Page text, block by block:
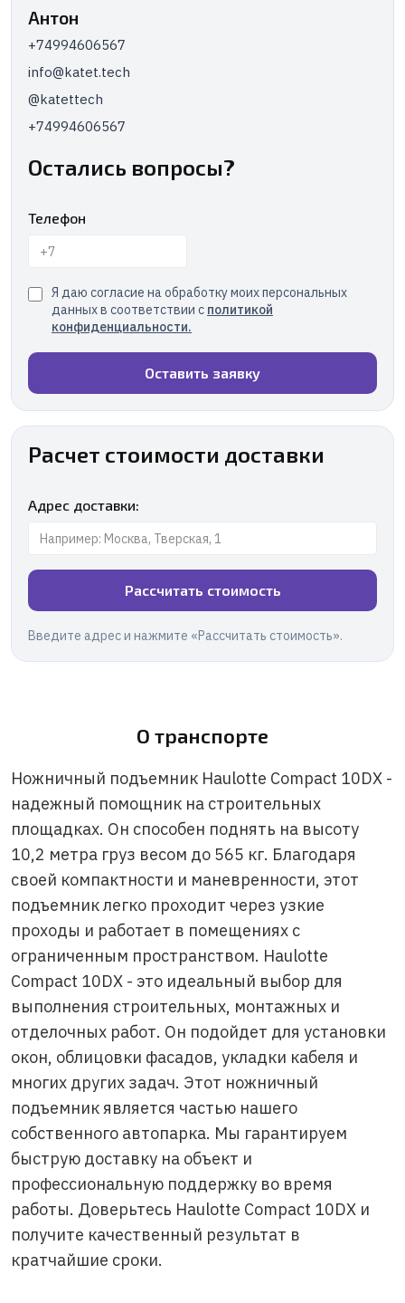
Антон
+74994606567
info@katet.tech
@katettech
+74994606567
Остались вопросы?
Телефон
Я даю согласие на обработку моих персональных
данных в соответствии с политикой
конфиденциальности.
Оставить заявку
Расчет стоимости доставки
Адрес доставки:
Рассчитать стоимость
Введите адрес и нажмите «Рассчитать стоимость».
О транспорте
Ножничный подъемник Haulotte Compact 10DX -
надежный помощник на строительных
площадках. Он способен поднять на высоту
10,2 метра груз весом до 565 кг. Благодаря
своей компактности и маневренности, этот
подъемник легко проходит через узкие
проходы и работает в помещениях с
ограниченным пространством. Haulotte
Compact 10DX - это идеальный выбор для
выполнения строительных, монтажных и
отделочных работ. Он подойдет для установки
окон, облицовки фасадов, укладки кабеля и
многих других задач. Этот ножничный
подъемник является частью нашего
собственного автопарка. Мы гарантируем
быструю доставку на объект и
профессиональную поддержку во время
работы. Доверьтесь Haulotte Compact 10DX и
получите качественный результат в
кратчайшие сроки.